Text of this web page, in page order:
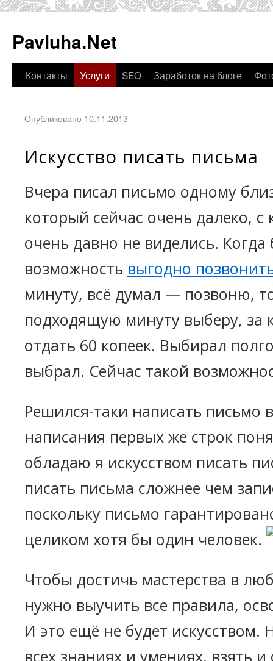
Pavluha.Net
Контакты Услуги SEO Заработок на блоге
Опубликовано 10.11.2013
Искусство писать письма
Вчера писал письмо одному
который сейчас очень далеко,
очень давно не виделись.
возможность выгодно
минуту, всё думал — позвоню,
подходящую минуту выберу, за
отдать 60 копеек. Выбирал
выбрал. Сейчас такой
Решился-таки написать письмо
написания первых же строк
обладаю я искусством писать
писать письма сложнее чем
поскольку письмо
целиком хотя бы один человек.
Чтобы достичь мастерства в
нужно выучить все правила,
И это ещё не будет искусством.
всех знаниях и умениях, взять и